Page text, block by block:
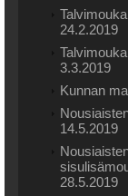
24.2.2019
3.3.2019
Kunnan
14.5.2019
28.5.2019